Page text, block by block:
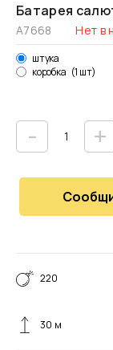
Батарея
А7668 Нет в
штука
коробка (1 шт)
- +
220
30 м